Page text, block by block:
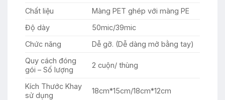
Chất liệu
Màng PET ghép với màng PE
Độ dày
50mic/39mic
Chức năng
Dễ gỡ. (Dễ dàng mở bằng tay)
Quy cách đóng
gói – Số lượng
2 cuộn/ thùng
Kích Thước Khay
sử dụng
18cm*15cm/18cm*12cm